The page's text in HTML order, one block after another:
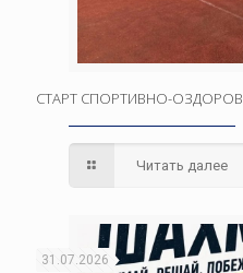
СТАРТ СПОРТИВНО-
Читать далее
31.07.2026